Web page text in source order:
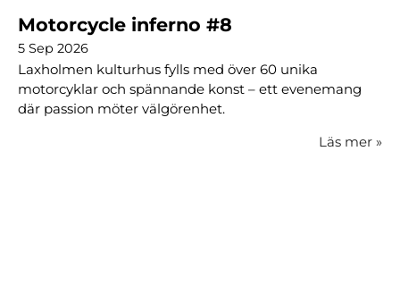
Motorcycle inferno #8
5 Sep 2026
Laxholmen kulturhus fylls med över 60 unika
motorcyklar och spännande konst – ett evenemang
där passion möter välgörenhet.
Läs mer »